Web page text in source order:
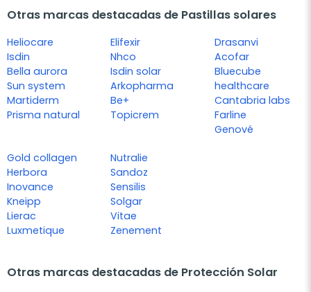
Otras marcas destacadas de Pastillas solares
Heliocare
Isdin
Bella aurora
Sun system
Martiderm
Prisma natural
Elifexir
Nhco
Isdin solar
Arkopharma
Be+
Topicrem
Drasanvi
Acofar
Bluecube
healthcare
Cantabria labs
Farline
Genové
Gold collagen
Herbora
Inovance
Kneipp
Lierac
Luxmetique
Nutralie
Sandoz
Sensilis
Solgar
Vitae
Zenement
Otras marcas destacadas de Protección Solar